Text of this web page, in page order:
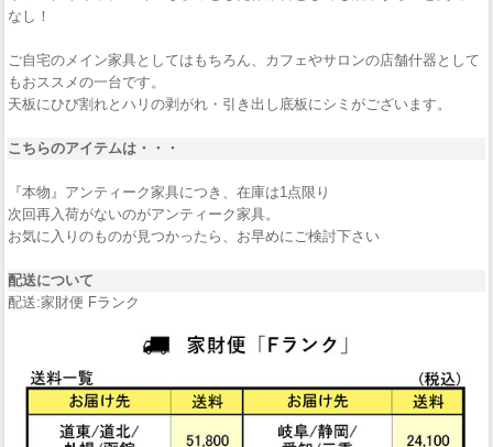
なし！
ご自宅のメイン家具としてはもちろん、カフェやサロンの店舗什器として
もおススメの一台です。
天板にひび割れとハリの剥がれ・引き出し底板にシミがございます。
こちらのアイテムは・・・
『本物』アンティーク家具につき、在庫は1点限り
次回再入荷がないのがアンティーク家具。
お気に入りのものが見つかったら、お早めにご検討下さい
配送について
配送:家財便 Fランク